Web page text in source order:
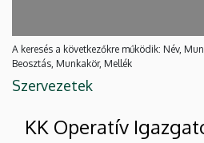
A keresés a következőkre működik: Név,
Beosztás, Munkakör, Mellék
Szervezetek
KK Operatív